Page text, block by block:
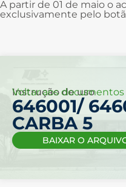
A partir de 01 de maio o
exclusivamente pelo
Voltar aos documentos
Instrução de uso
646001/
CARBA 5
BAIXAR O